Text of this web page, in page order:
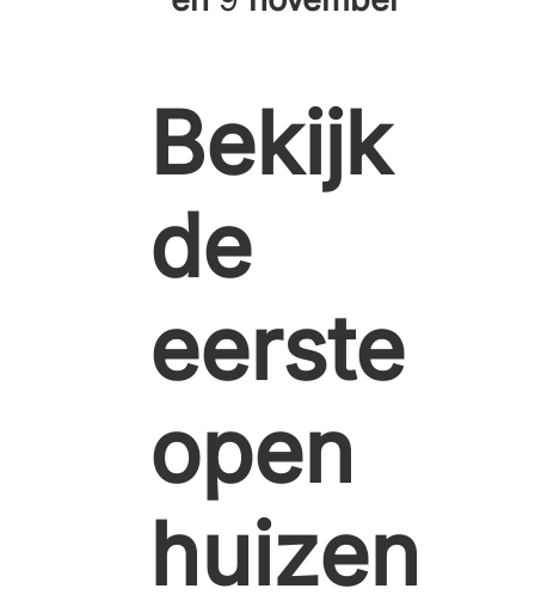
Bekijk
de
eerste
open
huizen